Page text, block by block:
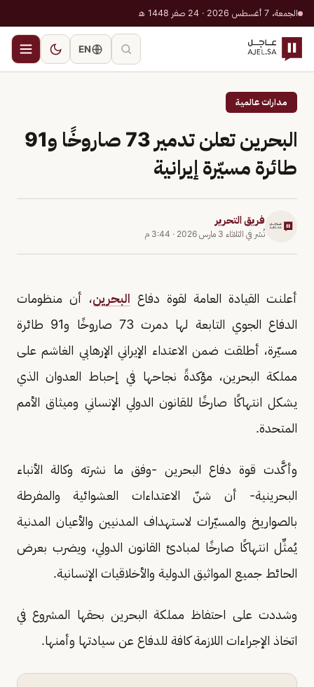
الجمعة، 7 أغسطس 2026 · 24 صفر 1448 هـ
EN
مدارات عالمية
البحرين تعلن تدمير 73 صاروخًا و91
طائرة مسيّرة إيرانية
فريق التحرير
نُشر في الثلاثاء 3 مارس 2026 · 3:44 م
أعلنت القيادة العامة لقوة دفاع البحرين، أن منظومات
الدفاع الجوي التابعة لها دمرت 73 صاروخًا و91 طائرة
مسيّرة، أطلقت ضمن الاعتداء الإيراني الإرهابي الغاشم على
مملكة البحرين، مؤكدةً نجاحها في إحباط العدوان الذي
يشكل انتهاكًا صارخًا للقانون الدولي الإنساني وميثاق الأمم
المتحدة.
وأكَّدت قوة دفاع البحرين -وفق ما نشرته وكالة الأنباء
البحرينية- أن شنّ الاعتداءات العشوائية والمفرطة
بالصواريخ والمسيّرات لاستهداف المدنيين والأعيان المدنية
يُمثِّل انتهاكًا صارخًا لمبادئ القانون الدولي، ويضرب بعرض
الحائط جميع المواثيق الدولية والأخلاقيات الإنسانية.
وشددت على احتفاظ مملكة البحرين بحقها المشروع في
اتخاذ الإجراءات اللازمة كافة للدفاع عن سيادتها وأمنها.